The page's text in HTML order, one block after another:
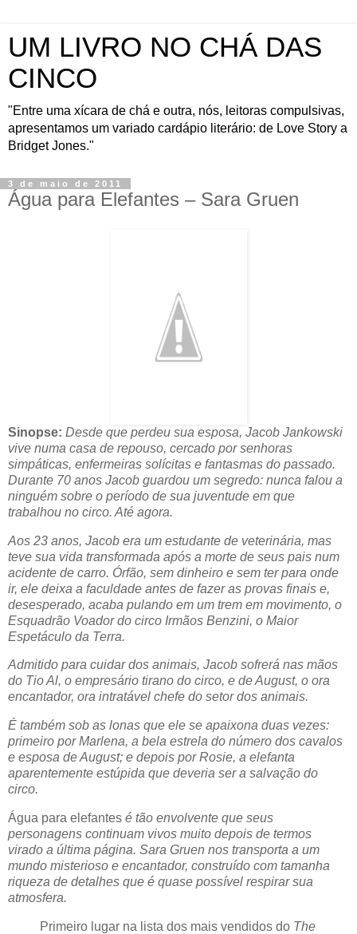
UM LIVRO NO CHÁ DAS
CINCO
"Entre uma xícara de chá e outra, nós, leitoras compulsivas,
apresentamos um variado cardápio literário: de Love Story a
Bridget Jones."
3 de maio de 2011
Água para Elefantes – Sara Gruen
Sinopse: Desde que perdeu sua esposa, Jacob Jankowski
vive numa casa de repouso, cercado por senhoras
simpáticas, enfermeiras solícitas e fantasmas do passado.
Durante 70 anos Jacob guardou um segredo: nunca falou a
ninguém sobre o período de sua juventude em que
trabalhou no circo. Até agora.
Aos 23 anos, Jacob era um estudante de veterinária, mas
teve sua vida transformada após a morte de seus pais num
acidente de carro. Órfão, sem dinheiro e sem ter para onde
ir, ele deixa a faculdade antes de fazer as provas finais e,
desesperado, acaba pulando em um trem em movimento, o
Esquadrão Voador do circo Irmãos Benzini, o Maior
Espetáculo da Terra.
Admitido para cuidar dos animais, Jacob sofrerá nas mãos
do Tio Al, o empresário tirano do circo, e de August, o ora
encantador, ora intratável chefe do setor dos animais.
É também sob as lonas que ele se apaixona duas vezes:
primeiro por Marlena, a bela estrela do número dos cavalos
e esposa de August; e depois por Rosie, a elefanta
aparentemente estúpida que deveria ser a salvação do
circo.
Água para elefantes é tão envolvente que seus
personagens continuam vivos muito depois de termos
virado a última página. Sara Gruen nos transporta a um
mundo misterioso e encantador, construído com tamanha
riqueza de detalhes que é quase possível respirar sua
atmosfera.
Primeiro lugar na lista dos mais vendidos do The